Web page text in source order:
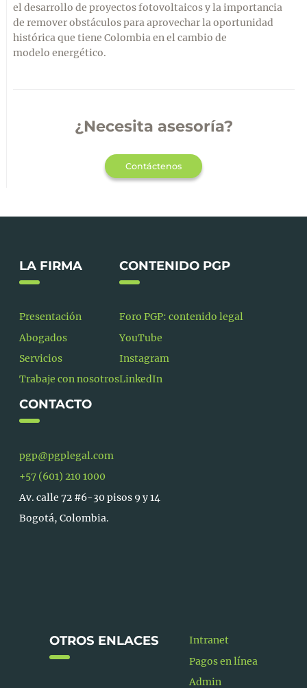
el desarrollo de proyectos fotovoltaicos y la importancia
de remover obstáculos para aprovechar la oportunidad
histórica que tiene Colombia en el cambio de
modelo energético.
¿Necesita asesoría?
Contáctenos
LA FIRMA
Presentación
Abogados
Servicios
Trabaje con nosotros
CONTENIDO PGP
Foro PGP: contenido legal
YouTube
Instagram
LinkedIn
CONTACTO
pgp@pgplegal.com
+57 (601) 210 1000
Av. calle 72 #6-30 pisos 9 y 14
Bogotá, Colombia.
OTROS ENLACES
Intranet
Pagos en línea
Admin